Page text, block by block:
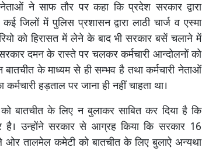
ने साफ तौर पर कहा कि प्रदेश सरकार द्वारा
में पुलिस प्रशासन द्वारा लाठी चार्ज व एस्मा
को हिरासत में लेने के बाद भी सरकार बसें चलाने में
दमन के रास्ते पर चलकर कर्मचारी आन्दोलनों को
बातचीत के माध्यम से ही सम्भव है तथा कर्मचारी नेताओं
हड़ताल पर जाना ही नहीं चाहता था।
बातचीत के लिए न बुलाकर साबित कर दिया है कि
है। उन्होंने सरकार से आग्रह किया कि सरकार 16
तालमेल कमेटी को बातचीत के लिए बुलाऐ अन्यथा